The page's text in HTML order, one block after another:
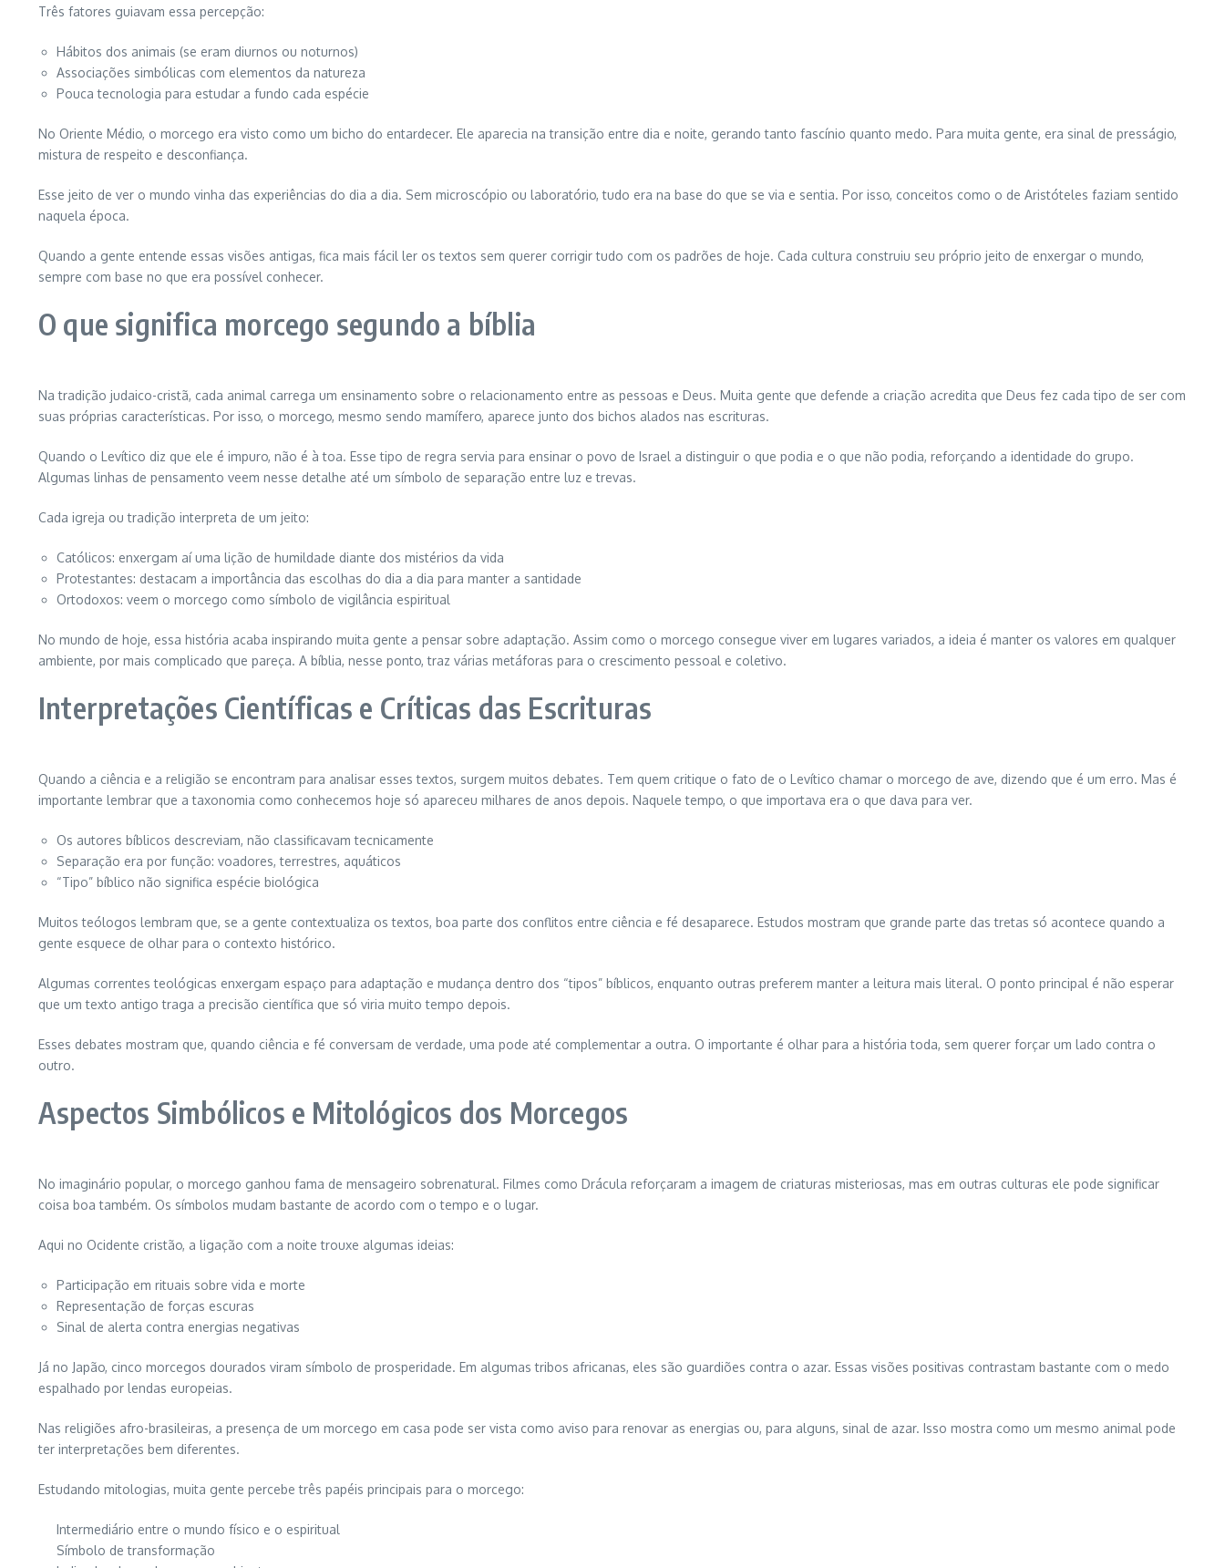
Três fatores guiavam essa percepção:
Hábitos dos animais (se eram diurnos ou noturnos)
Associações simbólicas com elementos da natureza
Pouca tecnologia para estudar a fundo cada espécie
No Oriente Médio, o morcego era visto como um bicho do entardecer. Ele aparecia na transição entre dia e noite, gerando tanto fascínio quanto medo. Para muita gente, era sinal de presságio,
mistura de respeito e desconfiança.
Esse jeito de ver o mundo vinha das experiências do dia a dia. Sem microscópio ou laboratório, tudo era na base do que se via e sentia. Por isso, conceitos como o de Aristóteles faziam sentido
naquela época.
Quando a gente entende essas visões antigas, fica mais fácil ler os textos sem querer corrigir tudo com os padrões de hoje. Cada cultura construiu seu próprio jeito de enxergar o mundo,
sempre com base no que era possível conhecer.
O que significa morcego segundo a bíblia
Na tradição judaico-cristã, cada animal carrega um ensinamento sobre o relacionamento entre as pessoas e Deus. Muita gente que defende a criação acredita que Deus fez cada tipo de ser com
suas próprias características. Por isso, o morcego, mesmo sendo mamífero, aparece junto dos bichos alados nas escrituras.
Quando o Levítico diz que ele é impuro, não é à toa. Esse tipo de regra servia para ensinar o povo de Israel a distinguir o que podia e o que não podia, reforçando a identidade do grupo.
Algumas linhas de pensamento veem nesse detalhe até um símbolo de separação entre luz e trevas.
Cada igreja ou tradição interpreta de um jeito:
Católicos: enxergam aí uma lição de humildade diante dos mistérios da vida
Protestantes: destacam a importância das escolhas do dia a dia para manter a santidade
Ortodoxos: veem o morcego como símbolo de vigilância espiritual
No mundo de hoje, essa história acaba inspirando muita gente a pensar sobre adaptação. Assim como o morcego consegue viver em lugares variados, a ideia é manter os valores em qualquer
ambiente, por mais complicado que pareça. A bíblia, nesse ponto, traz várias metáforas para o crescimento pessoal e coletivo.
Interpretações Científicas e Críticas das Escrituras
Quando a ciência e a religião se encontram para analisar esses textos, surgem muitos debates. Tem quem critique o fato de o Levítico chamar o morcego de ave, dizendo que é um erro. Mas é
importante lembrar que a taxonomia como conhecemos hoje só apareceu milhares de anos depois. Naquele tempo, o que importava era o que dava para ver.
Os autores bíblicos descreviam, não classificavam tecnicamente
Separação era por função: voadores, terrestres, aquáticos
“Tipo” bíblico não significa espécie biológica
Muitos teólogos lembram que, se a gente contextualiza os textos, boa parte dos conflitos entre ciência e fé desaparece. Estudos mostram que grande parte das tretas só acontece quando a
gente esquece de olhar para o contexto histórico.
Algumas correntes teológicas enxergam espaço para adaptação e mudança dentro dos “tipos” bíblicos, enquanto outras preferem manter a leitura mais literal. O ponto principal é não esperar
que um texto antigo traga a precisão científica que só viria muito tempo depois.
Esses debates mostram que, quando ciência e fé conversam de verdade, uma pode até complementar a outra. O importante é olhar para a história toda, sem querer forçar um lado contra o
outro.
Aspectos Simbólicos e Mitológicos dos Morcegos
No imaginário popular, o morcego ganhou fama de mensageiro sobrenatural. Filmes como Drácula reforçaram a imagem de criaturas misteriosas, mas em outras culturas ele pode significar
coisa boa também. Os símbolos mudam bastante de acordo com o tempo e o lugar.
Aqui no Ocidente cristão, a ligação com a noite trouxe algumas ideias:
Participação em rituais sobre vida e morte
Representação de forças escuras
Sinal de alerta contra energias negativas
Já no Japão, cinco morcegos dourados viram símbolo de prosperidade. Em algumas tribos africanas, eles são guardiões contra o azar. Essas visões positivas contrastam bastante com o medo
espalhado por lendas europeias.
Nas religiões afro-brasileiras, a presença de um morcego em casa pode ser vista como aviso para renovar as energias ou, para alguns, sinal de azar. Isso mostra como um mesmo animal pode
ter interpretações bem diferentes.
Estudando mitologias, muita gente percebe três papéis principais para o morcego:
Intermediário entre o mundo físico e o espiritual
Símbolo de transformação